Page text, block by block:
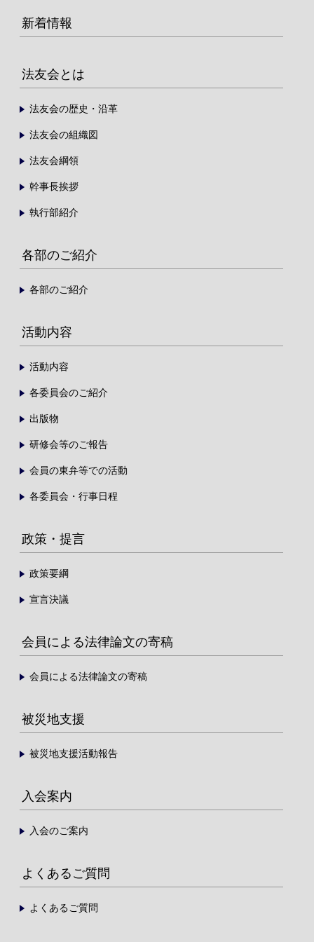
新着情報
法友会とは
法友会の歴史・沿革
法友会の組織図
法友会綱領
幹事長挨拶
執行部紹介
各部のご紹介
各部のご紹介
活動内容
活動内容
各委員会のご紹介
出版物
研修会等のご報告
会員の東弁等での活動
各委員会・行事日程
政策・提言
政策要綱
宣言決議
会員による法律論文の寄稿
会員による法律論文の寄稿
被災地支援
被災地支援活動報告
入会案内
入会のご案内
よくあるご質問
よくあるご質問